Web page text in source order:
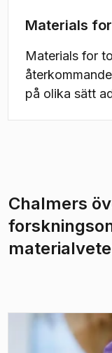
Materials
Materials for
på olika sätt
Chalmers